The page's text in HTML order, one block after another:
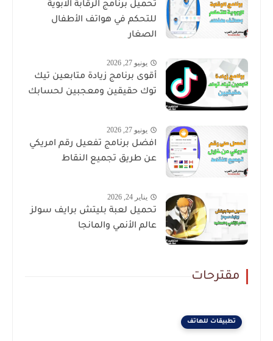
تحميل برنامج الرقابة الابوية
للتحكم في هواتف الأطفال
الصغار
يونيو 27, 2026
أقوى برنامج زيادة متابعين تيك
توك حقيقين ومعجبين لحسابك
يونيو 27, 2026
افضل برنامج تفعيل رقم امريكي
عن طريق تجميع النقاط
يناير 24, 2026
تحميل لعبة بليتش برايف سولز
عالم الأنمي والمانجا
مقترحات
تطبيقات للهاتف